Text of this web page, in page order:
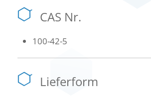
CAS Nr.
100-42-5
Lieferform